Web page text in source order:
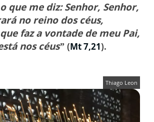
que me diz: Senhor, Senhor,
no reino dos céus,
faz a vontade de meu Pai,
nos céus” (Mt 7,21).
Thiago Leon